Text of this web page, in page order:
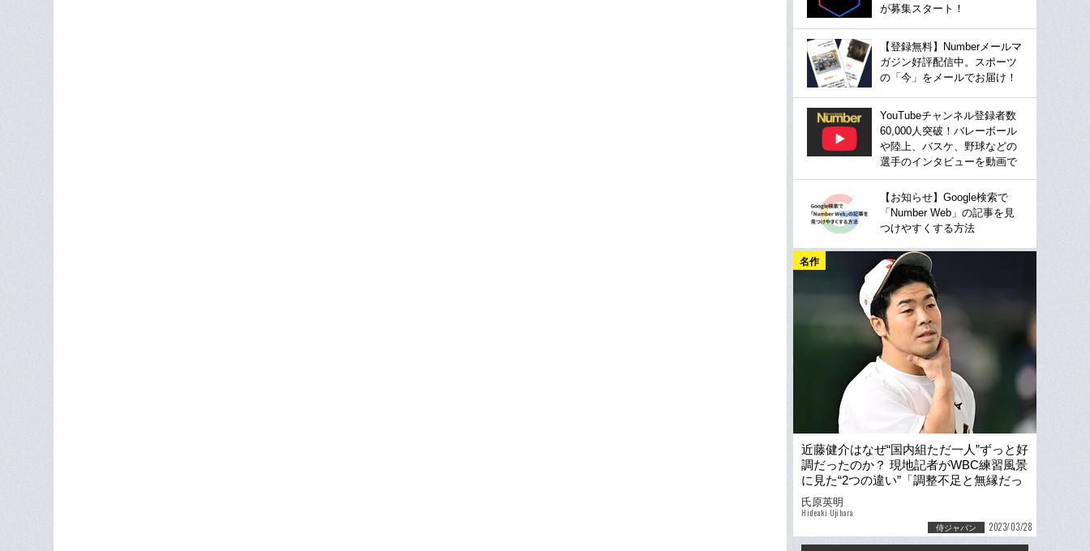
が募集スタート！
【登録無料】Numberメールマ
ガジン好評配信中。スポーツ
の「今」をメールでお届け！
YouTubeチャンネル登録者数
60,000人突破！バレーボール
や陸上、バスケ、野球などの
選手のインタビューを動画で
【お知らせ】Google検索で
「Number Web」の記事を見
つけやすくする方法
名作
近藤健介はなぜ“国内組ただ一人”ずっと好
調だったのか？ 現地記者がWBC練習風景
に見た“2つの違い”「調整不足と無縁だっ
た」
氏原英明
Hideaki Ujihara
侍ジャパン 2023/03/28